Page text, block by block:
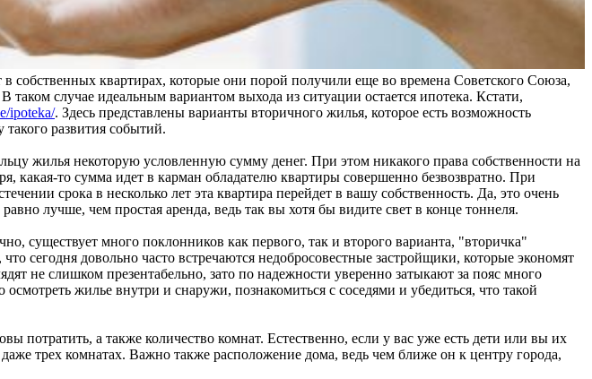
собственных квартирах, которые они порой получили еще во времена Советского Союза,
случае идеальным вариантом выхода из ситуации остается ипотека. Кстати,
ipoteka/. Здесь представлены варианты вторичного жилья, которое есть возможность
развития событий.
жилья некоторую условленную сумму денег. При этом никакого права собственности на
какая-то сумма идет в карман обладателю квартиры совершенно безвозвратно. При
срока в несколько лет эта квартира перейдет в вашу собственность. Да, это очень
лучше, чем простая аренда, ведь так вы хотя бы видите свет в конце тоннеля.
существует много поклонников как первого, так и второго варианта, "вторичка"
сегодня довольно часто встречаются недобросовестные застройщики, которые экономят
не слишком презентабельно, зато по надежности уверенно затыкают за пояс много
жилье внутри и снаружи, познакомиться с соседями и убедиться, что такой
а также количество комнат. Естественно, если у вас уже есть дети или вы их
трех комнатах. Важно также расположение дома, ведь чем ближе он к центру города,